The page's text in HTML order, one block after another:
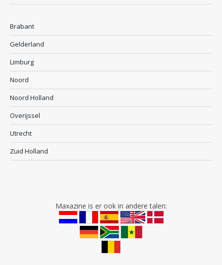
Brabant
Gelderland
Limburg
Noord
Noord Holland
Overijssel
Utrecht
Zuid Holland
Maxazine is er ook in andere talen: